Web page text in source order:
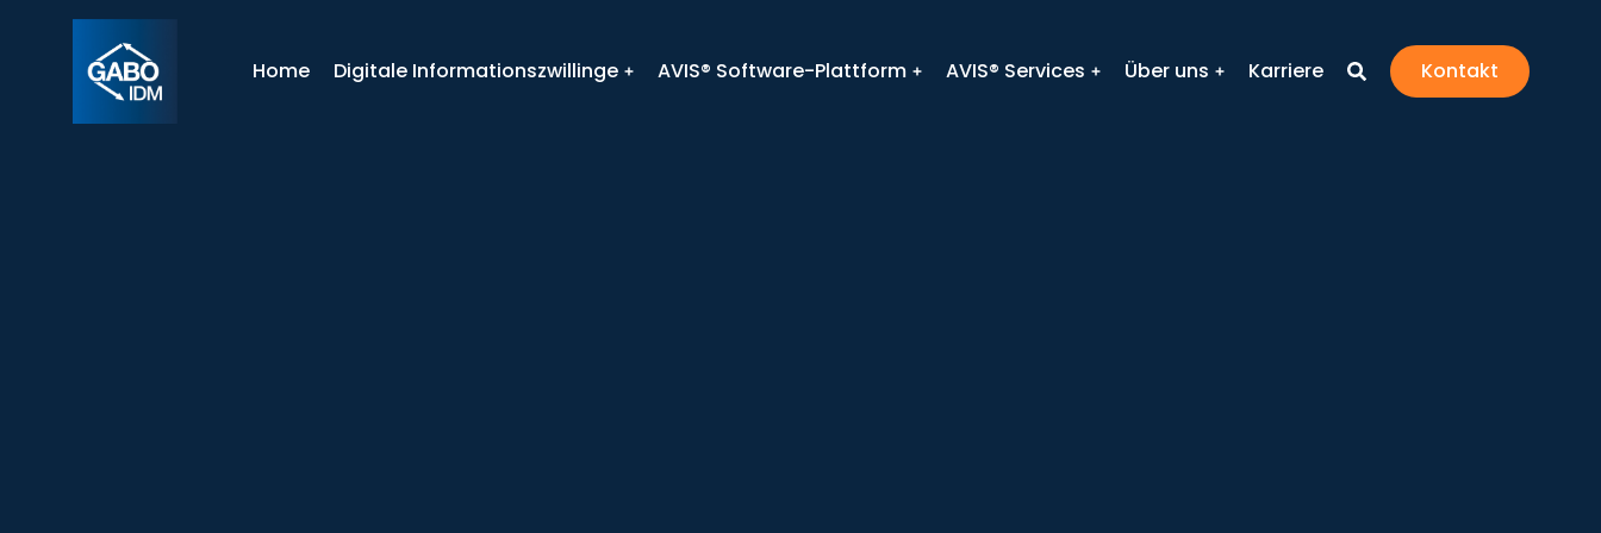
Home Digitale Informationszwillinge AVIS® Software-Plattform AVIS® Services Über uns Karriere Kontakt